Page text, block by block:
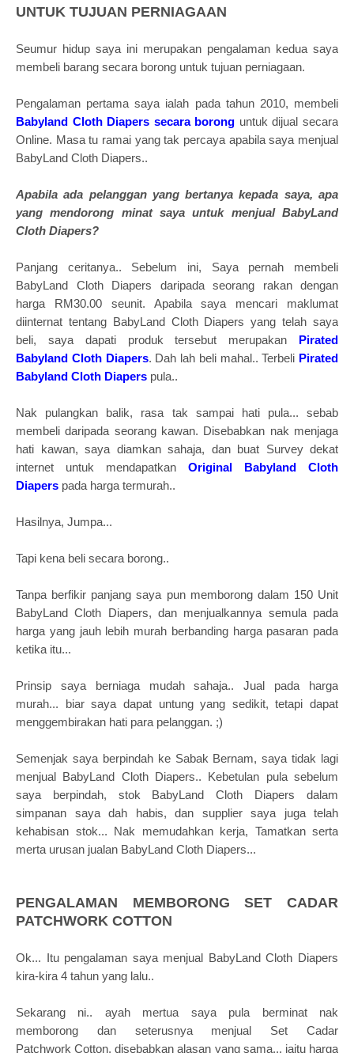
UNTUK TUJUAN PERNIAGAAN
Seumur hidup saya ini merupakan pengalaman kedua saya
membeli barang secara borong untuk tujuan perniagaan.
Pengalaman pertama saya ialah pada tahun 2010, membeli
Babyland Cloth Diapers secara borong untuk dijual secara
Online. Masa tu ramai yang tak percaya apabila saya menjual
BabyLand Cloth Diapers..
Apabila ada pelanggan yang bertanya kepada saya, apa
yang mendorong minat saya untuk menjual BabyLand
Cloth Diapers?
Panjang ceritanya.. Sebelum ini, Saya pernah membeli
BabyLand Cloth Diapers daripada seorang rakan dengan
harga RM30.00 seunit. Apabila saya mencari maklumat
diinternat tentang BabyLand Cloth Diapers yang telah saya
beli, saya dapati produk tersebut merupakan Pirated
Babyland Cloth Diapers. Dah lah beli mahal.. Terbeli Pirated
Babyland Cloth Diapers pula..
Nak pulangkan balik, rasa tak sampai hati pula... sebab
membeli daripada seorang kawan. Disebabkan nak menjaga
hati kawan, saya diamkan sahaja, dan buat Survey dekat
internet untuk mendapatkan Original Babyland Cloth
Diapers pada harga termurah..
Hasilnya, Jumpa...
Tapi kena beli secara borong..
Tanpa berfikir panjang saya pun memborong dalam 150 Unit
BabyLand Cloth Diapers, dan menjualkannya semula pada
harga yang jauh lebih murah berbanding harga pasaran pada
ketika itu...
Prinsip saya berniaga mudah sahaja.. Jual pada harga
murah... biar saya dapat untung yang sedikit, tetapi dapat
menggembirakan hati para pelanggan. ;)
Semenjak saya berpindah ke Sabak Bernam, saya tidak lagi
menjual BabyLand Cloth Diapers.. Kebetulan pula sebelum
saya berpindah, stok BabyLand Cloth Diapers dalam
simpanan saya dah habis, dan supplier saya juga telah
kehabisan stok... Nak memudahkan kerja, Tamatkan serta
merta urusan jualan BabyLand Cloth Diapers...
PENGALAMAN MEMBORONG SET CADAR
PATCHWORK COTTON
Ok... Itu pengalaman saya menjual BabyLand Cloth Diapers
kira-kira 4 tahun yang lalu..
Sekarang ni.. ayah mertua saya pula berminat nak
memborong dan seterusnya menjual Set Cadar
Patchwork Cotton, disebabkan alasan yang sama... iaitu harga